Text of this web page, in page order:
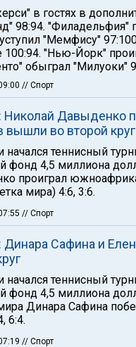
в гостях в
98:94. "Филадельфия"
"Мемфису"
100:94. "Нью-Йорк"
обыграл "Милуоки"
// Спорт
Давыденко
вышли во второй круг
теннисный
фонд 4,5 миллиона
проиграл
мира) 4:6, 3:6.
// Спорт
Сафина и
теннисный
фонд 4,5 миллиона
Динара Сафина
6:4.
// Спорт